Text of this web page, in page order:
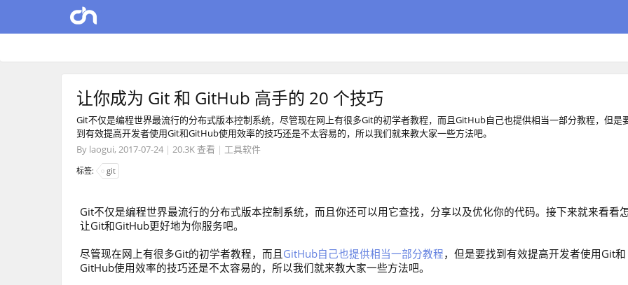
让你成为 Git 和 GitHub 高手的 20 个技巧
Git不仅是编程世界最流行的分布式版本控制系统，尽管现在网上有很多Git的初学者教程，而且GitHub自己也提供相当一部分教程，但是
到有效提高开发者使用Git和GitHub使用效率的技巧还是不太容易的，所以我们就来教大家一些方法吧。
By laogui, 2017-07-24 | 20.3K 查看 | 工具软件
标签: git
Git不仅是编程世界最流行的分布式版本控制系统，而且你还可以用它查找，分享以及优化你的代码。接下来就来看看
让Git和GitHub更好地为你服务吧。
尽管现在网上有很多Git的初学者教程，而且 GitHub自己也提供相当一部分教程，但是要找到有效提高开发者使用Git和
GitHub使用效率的技巧还是不太容易的，所以我们就来教大家一些方法吧。